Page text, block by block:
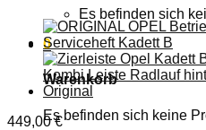
Es befinden sich
0
Warenkorb
Es befinden sich keine
449,00€